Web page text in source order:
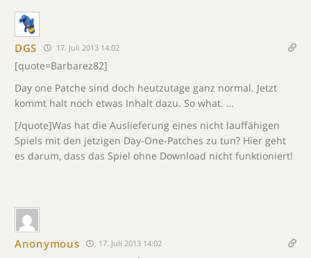
DGS 17. Juli 2013 14:02
[quote=Barbarez82]
Day one Patche sind doch heutzutage ganz normal. Jetzt
kommt halt noch etwas Inhalt dazu. So what. …
[/quote]Was hat die Auslieferung eines nicht lauffähigen
Spiels mit den jetzigen Day-One-Patches zu tun? Hier geht
es darum, dass das Spiel ohne Download nicht funktioniert!
Anonymous 17. Juli 2013 14:02